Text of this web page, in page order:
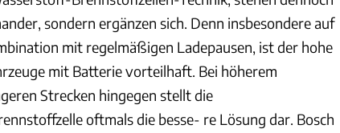
sondern ergänzen sich. Denn insbesondere auf
mit regelmäßigen Ladepausen, ist der hohe
mit Batterie vorteilhaft. Bei höherem
Strecken hingegen stellt die
oftmals die besse- re Lösung dar. Bosch